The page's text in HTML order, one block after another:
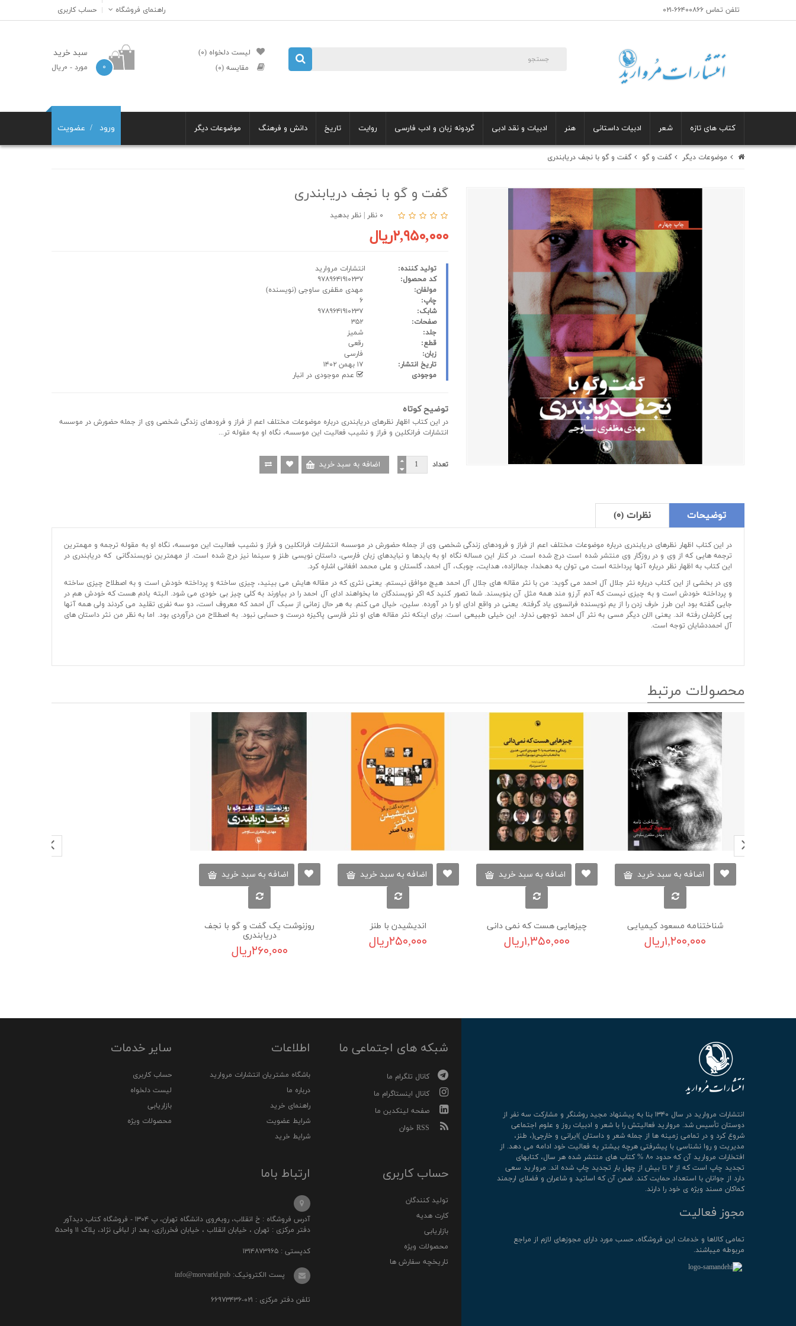
تلفن تماس ۶۶۴۰۰۸۶۶-۰۲۱ حساب کاربری راهنمای فروشگاه
لیست دلخواه (۰)
مقایسه (۰)
سبد خرید
۰ مورد - ۰ریال
کتاب های تازه شعر ادبیات داستانی هنر ادبیات و نقد ادبی گردونه زبان و ادب فارسی روایت تاریخ دانش و فرهنگ موضوعات دیگر ورود عضویت
موضوعات دیگر گفت‌ و‌ گو گفت و گو با نجف دریابندری
گفت و گو با نجف دریابندری
۰ نظر نظر بدهید
۲,۹۵۰,۰۰۰ریال
تولید کننده:
انتشارات مروارید
کد محصول:
مولفان:
مهدی مظفری ساوجی (نویسنده)
چاپ:
شابک:
صفحات:
جلد:
شمیز
قطع:
رقعی
زبان:
فارسی
تاریخ انتشار:
موجودی
عدم موجودی در انبار
توضیح کوتاه
در این کتاب اظهار نظرهای دریابندری درباره موضوعات مختلف اعم از فراز و فرودهای زندگی شخصی وی از جمله حضورش در موسسه
انتشارات فرانکلین و فراز و نشیب فعالیت این موسسه، نگاه او به مقوله تر...
تعداد
توضیحات نظرات (۰)
در این کتاب اظهار نظرهای دریابندری درباره موضوعات مختلف اعم از فراز و فرودهای زندگی شخصی وی از جمله حضورش در موسسه انتشارات فرانکلین و فراز و نشیب فعالیت این موسسه، نگاه او به مقوله ترجمه و مهمترین
ترجمه هایی که از وی و در روزگار وی منتشر شده است درج شده است. در کنار این مساله نگاه او به بایدها و نبایدهای زبان فارسی، داستان نویسی طنز و سینما نیز درج شده است. از مهمترین نویسندگانی که دریابندری در
این کتاب به اظهار نظر درباره آنها پرداخته است می توان به دهخدا، جمالزاده، هدایت، چوبک، آل احمد، گلستان و علی محمد افغانی اشاره کرد.
وی در بخشی از این کتاب درباره نثر جلال آل احمد می گوید: من با نثر مقاله های جلال آل احمد هیچ موافق نیستم. یعنی نثری که در مقاله هایش می بینید، چیزی ساخته و پرداخته خودش است و به اصطلاح چیزی ساخته
و پرداخته خودش است و به چیزی نیست که آدم آرزو مند همه مثل آن بنویسند. شما تصور کنید که اکر نویسندگان ما بخواهند ادای آل احمد را در بیاورند به کلی چیز بی خودی می شود. البته یادم هست که خودش هم در
جایی گفته بود این طرز خرف زدن را از یم نویسنده فرانسوی یاد گرفته. یعنی در واقع ادای او را در آورده. سلین، خیال می کنم. به هر حال زمانی از سبک آل احمد که معروف است، دو سه نفری تقلید می کردند ولی همه آنها
پی کارشان رفته اند. یعنی الان دیگر مسی به نثر آل احمد توجهی ندارد. این خیلی طبیعی است. برای اینکه نثر مقاله های او نثر فارسی پاکیزه درست و حسابی نبود. به اصطلاح من درآوردی بود. اما به نظر من نثر داستان های
آل احمددشایان توجه است.
محصولات مرتبط
اضافه به سبد خرید
شناختنامه مسعود کیمیایی
۱,۲۰۰,۰۰۰ریال
اضافه به سبد خرید
چیزهایی هست که نمی دانی
۱,۳۵۰,۰۰۰ریال
اضافه به سبد خرید
اندیشیدن با طنز
۲۵۰,۰۰۰ریال
اضافه به سبد خرید
روزنوشت یک گفت و گو با نجف
دریابندری
۲۶۰,۰۰۰ریال
انتشارات مروارید در سال ۱۳۴۰ بنا به پیشنهاد مجید روشنگر و مشارکت سه نفر از
دوستان تأسیس شد. مروارید فعالیتش را با شعر و ادبیات روز و علوم اجتماعی
شروع کرد و در تمامی زمینه ها از جمله شعر و داستان )ایرانی و خارجی(، طنز،
مدیریت و روا نشناسی با پیشرفتی هرچه بیشتر به فعالیت خود ادامه می دهد. از
افتخارات مروارید آن که حدود ۸۰ % کتاب های منتشر شده هر سال، کتابهای
تجدید چاپ است که از ۲ تا بیش از چهل بار تجدید چاپ شده اند. مروارید سعی
دارد از جوانان با استعداد حمایت کند. ضمن آن که اساتید و شاعران و فضلای ارجمند
کماکان مسند ویژه ی خود را دارند.
مجوز فعالیت
تمامی كالاها و خدمات این فروشگاه، حسب مورد دارای مجوزهای لازم از مراجع
مربوطه میباشند.
شبکه های اجتماعی ما
کانال تلگرام ما
کانال اینستاگرام ما
صفحه لینکدین ما
RSS خوان
اطلاعات
باشگاه مشتریان انتشارات مروارید
درباره ما
راهنمای خرید
شرایط عضویت
شرایط خرید
سایر خدمات
حساب کاربری
لیست دلخواه
بازاریابی
محصولات ویژه
حساب کاربری
تولید کنندگان
کارت هدیه
بازاریابی
محصولات ویژه
تاریخچه سفارش ها
ارتباط باما
آدرس فروشگاه : خ انقلاب، رو‌به‌روی دانشگاه تهران، پ ۱۳۰۴ - فروشگاه کتاب دیدآور
دفتر مرکزی : تهران ، خیابان انقلاب ، خیابان فخررازی، بعد از لبافی نژاد، پلاک ۱۱ واحد۵
کدپستی : ۱۳۱۴۸۷۳۹۶۵
پست الکترونیک: info@morvarid.pub
تلفن دفتر مرکزی : ۰۲۱-۶۶۹۷۳۴۳۶